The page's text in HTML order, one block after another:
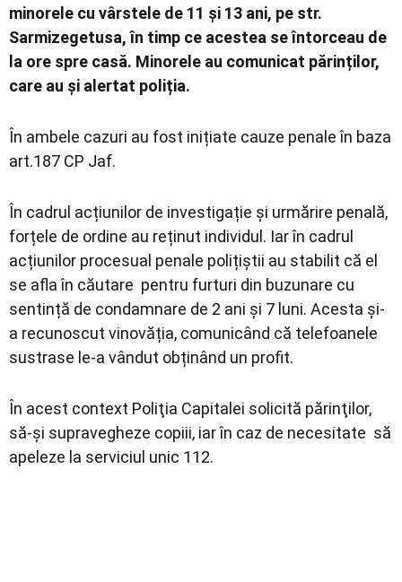
minorele cu vârstele de 11 și 13 ani, pe str.
Sarmizegetusa, în timp ce acestea se întorceau de
la ore spre casă. Minorele au comunicat părinților,
care au și alertat poliția.
În ambele cazuri au fost inițiate cauze penale în baza
art.187 CP Jaf.
În cadrul acțiunilor de investigație și urmărire penală,
forțele de ordine au reținut individul. Iar în cadrul
acțiunilor procesual penale polițiștii au stabilit că el
se afla în căutare pentru furturi din buzunare cu
sentință de condamnare de 2 ani și 7 luni. Acesta și-
a recunoscut vinovăția, comunicând că telefoanele
sustrase le-a vândut obținând un profit.
În acest context Poliţia Capitalei solicită părinţilor,
să-şi supravegheze copiii, iar în caz de necesitate să
apeleze la serviciul unic 112.